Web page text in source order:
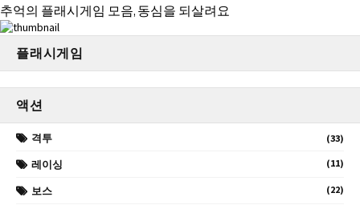
추억의 플래시게임 모음, 동심을 되살려요
플래시게임
액션
격투 (33)
레이싱 (11)
보스 (22)